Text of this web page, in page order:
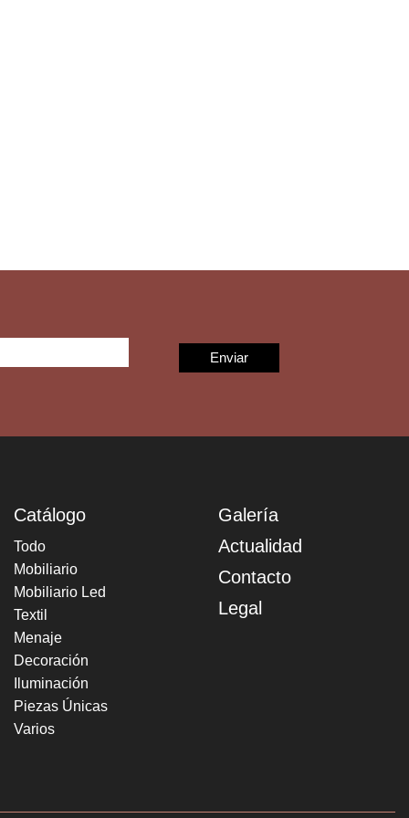
Catálogo
Todo
Mobiliario
Mobiliario Led
Textil
Menaje
Decoración
Iluminación
Piezas Únicas
Varios
Galería
Actualidad
Contacto
Legal